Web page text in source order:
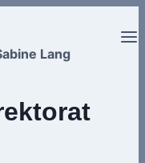
Lang